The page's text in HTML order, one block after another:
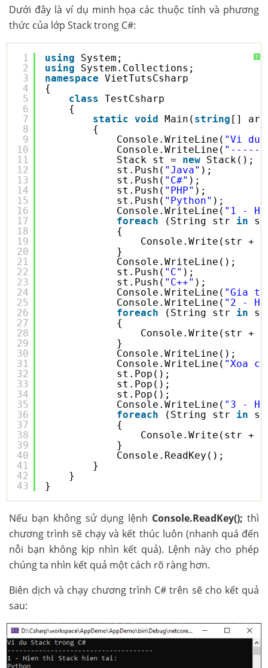
Dưới đây là ví dụ minh họa các thuộc tính và phương
thức của lớp Stack trong C#:
?
1
2
3
4
5
6
7
8
9
10
11
12
13
14
15
16
17
18
19
20
21
22
23
24
25
26
27
28
29
30
31
32
33
34
35
36
37
38
39
40
41
42
43
using
System;
using
System.Collections;
namespace
VietTutsCsharp
{
class
TestCsharp
{
static
void Main( string []
{
Console.WriteLine( "Vi du
Console.WriteLine(
Stack st = new Stack();
st.Push( "Java" );
st.Push( "C#" );
st.Push( "PHP" );
st.Push( "Python" );
Console.WriteLine( "1 -
foreach
(String str in
{
Console.Write(str +
}
Console.WriteLine();
st.Push( "C" );
st.Push( "C++" );
Console.WriteLine( "Gia
Console.WriteLine( "2 -
foreach
(String str in
{
Console.Write(str +
}
Console.WriteLine();
Console.WriteLine( "Xoa
st.Pop();
st.Pop();
st.Pop();
Console.WriteLine( "3 -
foreach
(String str in
{
Console.Write(str +
}
Console.ReadKey();
}
}
}
Nếu bạn không sử dụng lệnh Console.ReadKey(); thì
chương trình sẽ chạy và kết thúc luôn (nhanh quá đến
nỗi bạn không kịp nhìn kết quả). Lệnh này cho phép
chúng ta nhìn kết quả một cách rõ ràng hơn.
Biên dịch và chạy chương trình C# trên sẽ cho kết quả
sau: